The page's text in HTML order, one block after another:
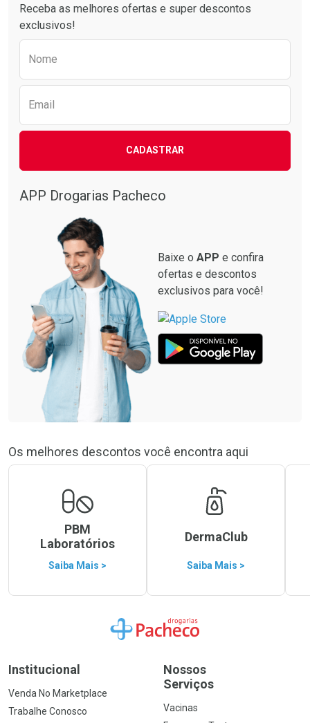
Receba as melhores ofertas e super descontos
exclusivos!
Nome
Email
CADASTRAR
APP Drogarias Pacheco
Baixe o APP e confira
ofertas e descontos
exclusivos para você!
Os melhores descontos você encontra aqui
PBM
Laboratórios
Saiba Mais >
DermaClub
Saiba Mais >
Ir para a Home
Institucional
Venda No Marketplace
Trabalhe Conosco
Nossos
Serviços
Vacinas